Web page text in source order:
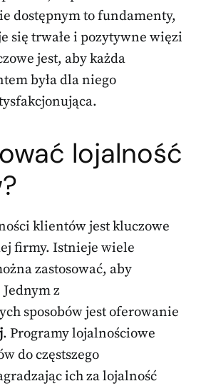
dostępnym to fundamenty,
się trwałe i pozytywne więzi
jest, aby każda
była dla niego
lojalność
klientów jest kluczowe
firmy. Istnieje wiele
zastosować, aby
z
sposobów jest oferowanie
. Programy lojalnościowe
do częstszego
ich za lojalność